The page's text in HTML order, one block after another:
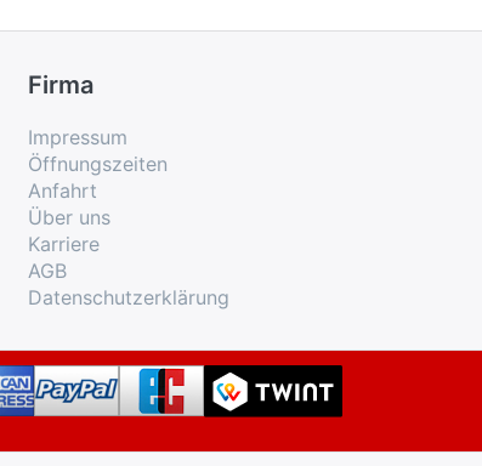
Firma
Impressum
Öffnungszeiten
Anfahrt
Über uns
Karriere
AGB
Datenschutzerklärung